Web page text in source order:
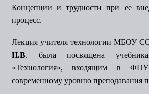
Концепции и трудности при ее
процесс.
Лекция учителя технологии МБОУ
Н.В. была посвящена
«Технология», входящим в
современному уровню преподавания